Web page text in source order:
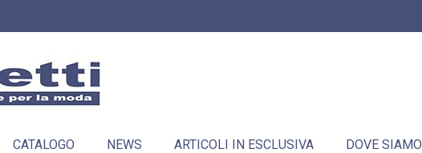
CATALOGO NEWS ARTICOLI IN ESCLUSIVA DOVE SIAMO